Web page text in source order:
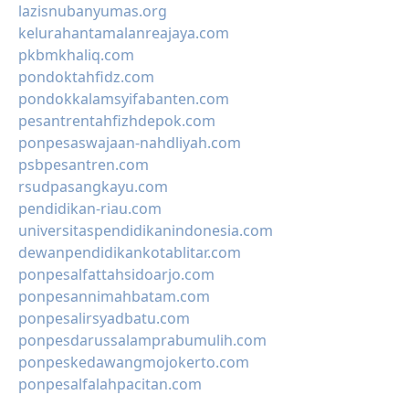
lazisnubanyumas.org
kelurahantamalanreajaya.com
pkbmkhaliq.com
pondoktahfidz.com
pondokkalamsyifabanten.com
pesantrentahfizhdepok.com
ponpesaswajaan-nahdliyah.com
psbpesantren.com
rsudpasangkayu.com
pendidikan-riau.com
universitaspendidikanindonesia.com
dewanpendidikankotablitar.com
ponpesalfattahsidoarjo.com
ponpesannimahbatam.com
ponpesalirsyadbatu.com
ponpesdarussalamprabumulih.com
ponpeskedawangmojokerto.com
ponpesalfalahpacitan.com